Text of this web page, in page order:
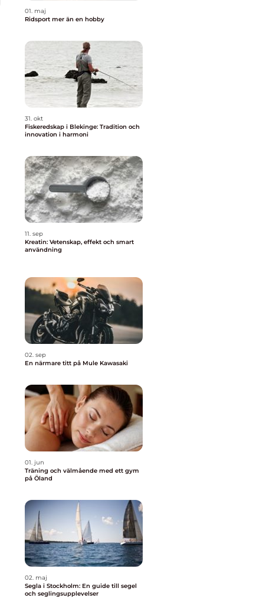
01. maj
Ridsport mer än en hobby
31. okt
Fiskeredskap i Blekinge: Tradition och
innovation i harmoni
11. sep
Kreatin: Vetenskap, effekt och smart
användning
02. sep
En närmare titt på Mule Kawasaki
01. jun
Träning och välmående med ett gym
på Öland
02. maj
Segla i Stockholm: En guide till segel
och seglingsupplevelser